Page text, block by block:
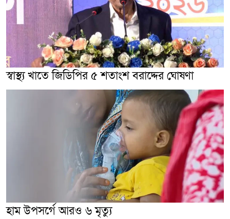
স্বাস্থ্য খাতে জিডিপির ৫ শতাংশ বরাদ্দের ঘোষণা
হাম উপসর্গে আরও ৬ মৃত্যু